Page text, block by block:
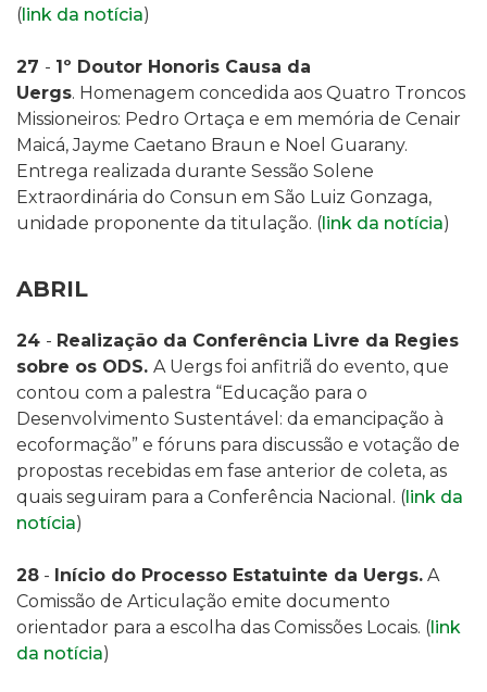
(link da notícia)
27 - 1º Doutor Honoris Causa da
Uergs. Homenagem concedida aos Quatro Troncos
Missioneiros: Pedro Ortaça e em memória de Cenair
Maicá, Jayme Caetano Braun e Noel Guarany.
Entrega realizada durante Sessão Solene
Extraordinária do Consun em São Luiz Gonzaga,
unidade proponente da titulação. (link da notícia)
ABRIL
24 - Realização da Conferência Livre da Regies
sobre os ODS. A Uergs foi anfitriã do evento, que
contou com a palestra “Educação para o
Desenvolvimento Sustentável: da emancipação à
ecoformação” e fóruns para discussão e votação de
propostas recebidas em fase anterior de coleta, as
quais seguiram para a Conferência Nacional. (link da
notícia)
28 - Início do Processo Estatuinte da Uergs. A
Comissão de Articulação emite documento
orientador para a escolha das Comissões Locais. (link
da notícia)